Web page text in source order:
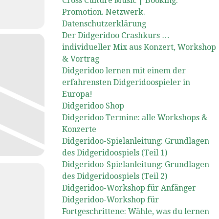
Promotion. Netzwerk.
Datenschutzerklärung
Der Didgeridoo Crashkurs …
individueller Mix aus Konzert, Workshop
& Vortrag
Didgeridoo lernen mit einem der
erfahrensten Didgeridoospieler in
Europa!
Didgeridoo Shop
Didgeridoo Termine: alle Workshops &
Konzerte
Didgeridoo-Spielanleitung: Grundlagen
des Didgeridoospiels (Teil 1)
Didgeridoo-Spielanleitung: Grundlagen
des Didgeridoospiels (Teil 2)
Didgeridoo-Workshop für Anfänger
Didgeridoo-Workshop für
Fortgeschrittene: Wähle, was du lernen